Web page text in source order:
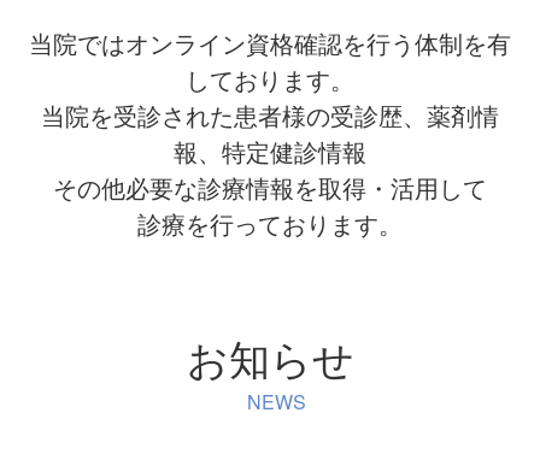
当院ではオンライン資格確認を行う体制を有
しております。
当院を受診された患者様の受診歴、薬剤情
報、特定健診情報
その他必要な診療情報を取得・活用して
診療を行っております。
お知らせ
NEWS